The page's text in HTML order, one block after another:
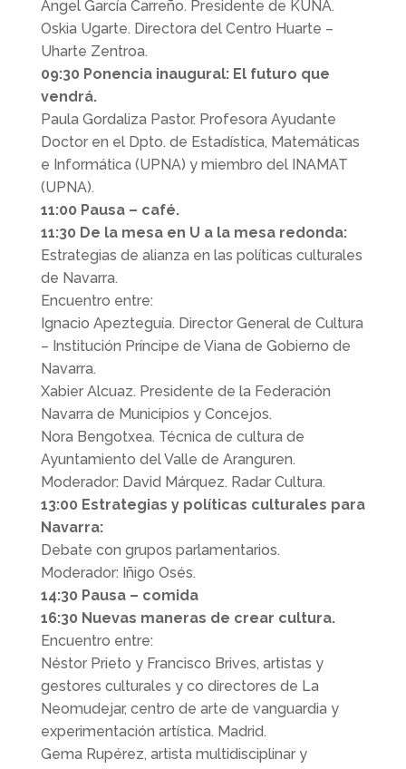
Angel García Carreño. Presidente de KUNA.
Oskia Ugarte. Directora del Centro Huarte –
Uharte Zentroa.
09:30 Ponencia inaugural: El futuro que
vendrá.
Paula Gordaliza Pastor. Profesora Ayudante
Doctor en el Dpto. de Estadística, Matemáticas
e Informática (UPNA) y miembro del INAMAT
(UPNA).
11:00 Pausa – café.
11:30 De la mesa en U a la mesa redonda:
Estrategias de alianza en las políticas culturales
de Navarra.
Encuentro entre:
Ignacio Apezteguía. Director General de Cultura
– Institución Príncipe de Viana de Gobierno de
Navarra.
Xabier Alcuaz. Presidente de la Federación
Navarra de Municipios y Concejos.
Nora Bengotxea. Técnica de cultura de
Ayuntamiento del Valle de Aranguren.
Moderador: David Márquez. Radar Cultura.
13:00 Estrategias y políticas culturales para
Navarra:
Debate con grupos parlamentarios.
Moderador: Iñigo Osés.
14:30 Pausa – comida
16:30 Nuevas maneras de crear cultura.
Encuentro entre:
Néstor Prieto y Francisco Brives, artistas y
gestores culturales y co directores de La
Neomudejar, centro de arte de vanguardia y
experimentación artística. Madrid.
Gema Rupérez, artista multidisciplinar y